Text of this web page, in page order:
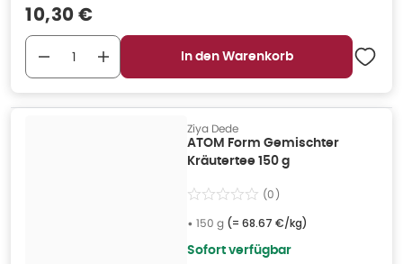
Verkaufspreis
10,30 €
In den Warenkorb
Ziya Dede
ATOM Form Gemischter
Kräutertee 150 g
(0)
• 150 g (= 68.67 €/kg)
Sofort verfügbar